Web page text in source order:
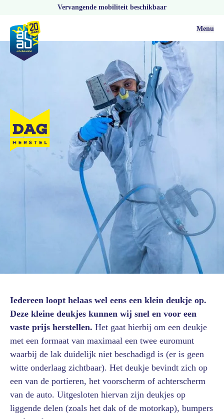
Vervangende mobiliteit beschikbaar
Menu
Iedereen loopt helaas wel eens een klein deukje op.
Deze kleine deukjes kunnen wij snel en voor een
vaste prijs herstellen. Het gaat hierbij om een deukje
met een formaat van maximaal een twee euromunt
waarbij de lak duidelijk niet beschadigd is (er is geen
witte onderlaag zichtbaar). Het deukje bevindt zich op
een van de portieren, het voorscherm of achterscherm
van de auto. Uitgesloten hiervan zijn deukjes op
liggende delen (zoals het dak of de motorkap), bumpers